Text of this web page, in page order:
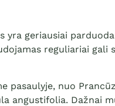
yra geriausiai
reguliariai
pasaulyje, nuo
angustifolia. Dažnai